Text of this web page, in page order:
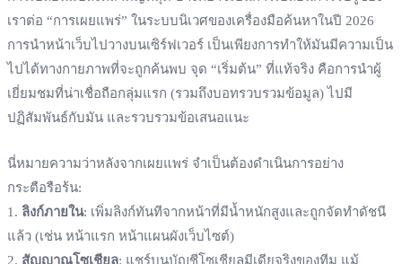
เราต่อ “การเผยแพร่” ในระบบนิเวศของเครื่องมือค้นหาในปี 2026
การนำหน้าเว็บไปวางบนเซิร์ฟเวอร์ เป็นเพียงการทำให้มันมีความเป็น
ไปได้ทางกายภาพที่จะถูกค้นพบ จุด “เริ่มต้น” ที่แท้จริง คือการนำผู้
เยี่ยมชมที่น่าเชื่อถือกลุ่มแรก (รวมถึงบอทรวบรวมข้อมูล) ไปมี
ปฏิสัมพันธ์กับมัน และรวบรวมข้อเสนอแนะ
นี่หมายความว่าหลังจากเผยแพร่ จำเป็นต้องดำเนินการอย่าง
กระตือรือร้น:
1. ลิงก์ภายใน: เพิ่มลิงก์ทันทีจากหน้าที่มีน้ำหนักสูงและถูกจัดทำดัชนี
แล้ว (เช่น หน้าแรก หน้าแผนผังเว็บไซต์)
2. สัญญาณโซเชียล: แชร์บนบัญชีโซเชียลมีเดียจริงของทีม แม้